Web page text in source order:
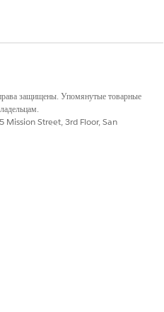
посещений.
ВАШУ ПРОБЛЕМУ?
защищены. Упомянутые товарные
Mission Street, 3rd Floor, San